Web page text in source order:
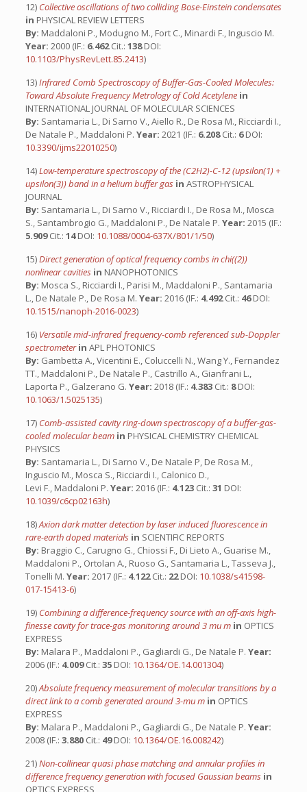
12) Collective oscillations of two colliding Bose-Einstein condensates
in PHYSICAL REVIEW LETTERS
By: Maddaloni P., Modugno M., Fort C., Minardi F., Inguscio M.
Year: 2000 (IF.: 6.462Cit.: 138DOI:
10.1103/PhysRevLett.85.2413)
13)Infrared Comb Spectroscopy of Buffer-Gas-Cooled Molecules:
Toward Absolute Frequency Metrology of Cold Acetylene in
INTERNATIONAL JOURNAL OF MOLECULAR SCIENCES
By: Santamaria L., Di Sarno V., Aiello R., De Rosa M., Ricciardi I.,
De Natale P., Maddaloni P. Year: 2021 (IF.: 6.208Cit.: 6DOI:
10.3390/ijms22010250)
14)Low-temperature spectroscopy of the (C2H2)-C-12 (upsilon(1) +
upsilon(3)) band in a helium buffer gas in ASTROPHYSICAL
JOURNAL
By: Santamaria L., Di Sarno V., Ricciardi I., De Rosa M., Mosca
S., Santambrogio G., Maddaloni P., De Natale P. Year: 2015 (IF.:
5.909Cit.: 14DOI: 10.1088/0004-637X/801/1/50)
15)Direct generation of optical frequency combs in chi((2))
nonlinear cavities in NANOPHOTONICS
By: Mosca S., Ricciardi I., Parisi M., Maddaloni P., Santamaria
L., De Natale P., De Rosa M. Year: 2016 (IF.: 4.492Cit.: 46DOI:
10.1515/nanoph-2016-0023)
16) Versatile mid-infrared frequency-comb referenced sub-Doppler
spectrometerin APL PHOTONICS
By: Gambetta A., Vicentini E., Coluccelli N., Wang Y., Fernandez
TT., Maddaloni P., De Natale P., Castrillo A., Gianfrani L.,
Laporta P., Galzerano G. Year: 2018 (IF.: 4.383 Cit.: 8DOI:
10.1063/1.5025135)
17) Comb-assisted cavity ring-down spectroscopy of a buffer-gas-
cooled molecular beam in PHYSICAL CHEMISTRY CHEMICAL
PHYSICS
By: Santamaria L., Di Sarno V., De Natale P, De Rosa M.,
Inguscio M., Mosca S., Ricciardi I., Calonico D.,
Levi F., Maddaloni P. Year: 2016 (IF.: 4.123 Cit.: 31 DOI:
10.1039/c6cp02163h)
18)Axion dark matter detection by laser induced fluorescence in
rare-earth doped materials in SCIENTIFIC REPORTS
By: Braggio C., Carugno G., Chiossi F., Di Lieto A., Guarise M.,
Maddaloni P., Ortolan A., Ruoso G., Santamaria L., Tasseva J.,
Tonelli M. Year: 2017 (IF.: 4.122Cit.: 22DOI: 10.1038/s41598-
017-15413-6)
19) Combining a difference-frequency source with an off-axis high-
finesse cavity for trace-gas monitoring around 3 mu m in OPTICS
EXPRESS
By: Malara P., Maddaloni P., Gagliardi G., De Natale P. Year:
2006 (IF.: 4.009Cit.: 35 DOI: 10.1364/OE.14.001304)
20)Absolute frequency measurement of molecular transitions by a
direct link to a comb generated around 3-mu m in OPTICS
EXPRESS
By: Malara P., Maddaloni P., Gagliardi G., De Natale P. Year:
2008 (IF.: 3.880 Cit.: 49DOI: 10.1364/OE.16.008242)
21)Non-collinear quasi phase matching and annular profiles in
difference frequency generation with focused Gaussian beams in
OPTICS EXPRESS